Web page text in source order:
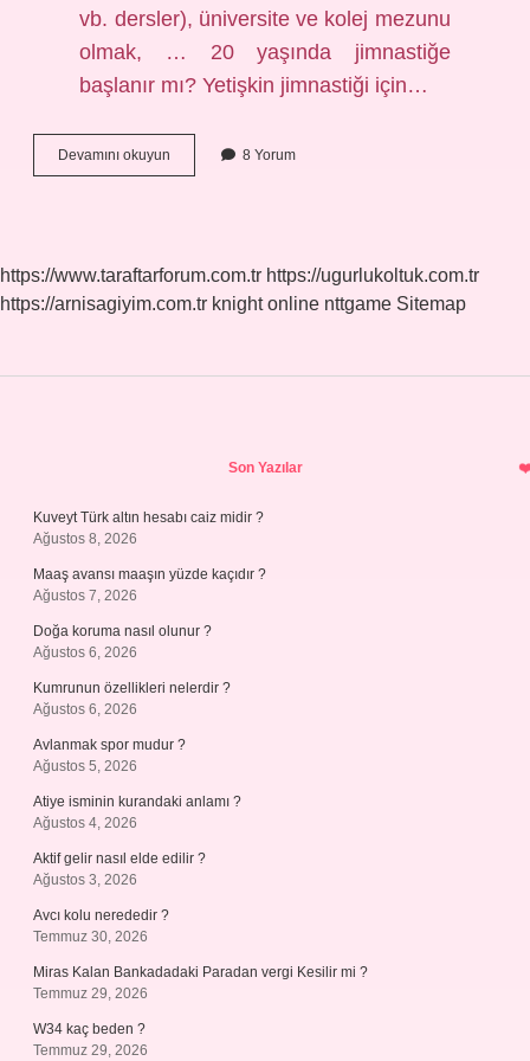
vb. dersler), üniversite ve kolej mezunu
olmak, … 20 yaşında jimnastiğe
başlanır mı? Yetişkin jimnastiği için…
Devamını okuyun Jimnastiği
Kimler
8 Yorum
https://www.taraftarforum.com.tr https://ugurlukoltuk.com.tr
https://arnisagiyim.com.tr knight online nttgame Sitemap
Son Yazılar
Kuveyt Türk altın hesabı caiz midir ?
Ağustos 8, 2026
Maaş avansı maaşın yüzde kaçıdır ?
Ağustos 7, 2026
Doğa koruma nasıl olunur ?
Ağustos 6, 2026
Kumrunun özellikleri nelerdir ?
Ağustos 6, 2026
Avlanmak spor mudur ?
Ağustos 5, 2026
Atiye isminin kurandaki anlamı ?
Ağustos 4, 2026
Aktif gelir nasıl elde edilir ?
Ağustos 3, 2026
Avcı kolu nerededir ?
Temmuz 30, 2026
Miras Kalan Bankadadaki Paradan vergi Kesilir mi ?
Temmuz 29, 2026
W34 kaç beden ?
Temmuz 29, 2026